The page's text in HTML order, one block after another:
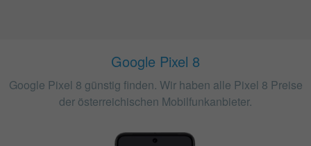
Google Pixel 8
Google Pixel 8 günstig finden. Wir haben alle Pixel 8 Preise
der österreichischen Mobilfunkanbieter.